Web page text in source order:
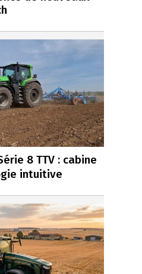
8 TTV : cabine
intuitive